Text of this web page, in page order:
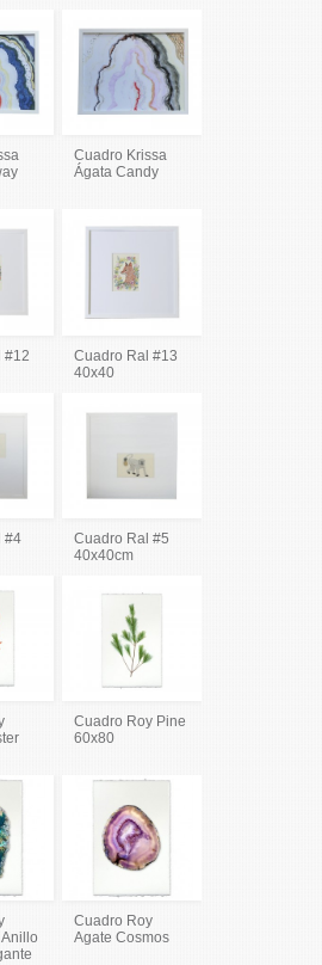
Cuadro Krissa
Ágata Candy
#12
Cuadro Ral #13
40x40
#4
Cuadro Ral #5
40x40cm
Cuadro Roy Pine
60x80
Cuadro Roy
Agate Cosmos